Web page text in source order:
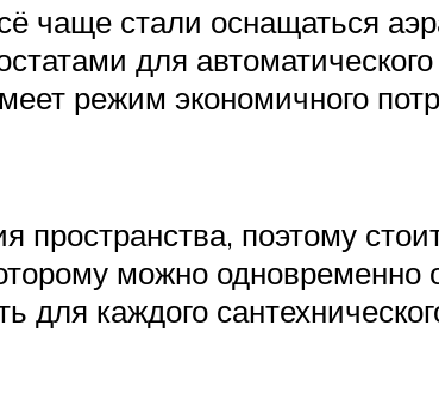
чаще стали оснащаться
для
режим экономичного
пространства, поэтому
можно
для каждого